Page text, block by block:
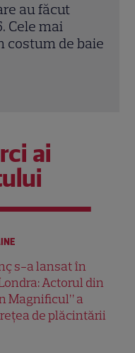
57 de ani.
mai iubite
alături de Felix
ai
s-a lansat în
Actorul din
Magnificul” a
de plăcintării